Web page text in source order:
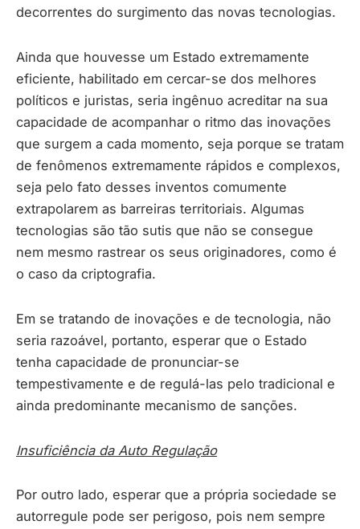
decorrentes do surgimento das novas tecnologias.
Ainda que houvesse um Estado extremamente
eficiente, habilitado em cercar-se dos melhores
políticos e juristas, seria ingênuo acreditar na sua
capacidade de acompanhar o ritmo das inovações
que surgem a cada momento, seja porque se tratam
de fenômenos extremamente rápidos e complexos,
seja pelo fato desses inventos comumente
extrapolarem as barreiras territoriais. Algumas
tecnologias são tão sutis que não se consegue
nem mesmo rastrear os seus originadores, como é
o caso da criptografia.
Em se tratando de inovações e de tecnologia, não
seria razoável, portanto, esperar que o Estado
tenha capacidade de pronunciar-se
tempestivamente e de regulá-las pelo tradicional e
ainda predominante mecanismo de sanções.
Insuficiência da Auto Regulação
Por outro lado, esperar que a própria sociedade se
autorregule pode ser perigoso, pois nem sempre